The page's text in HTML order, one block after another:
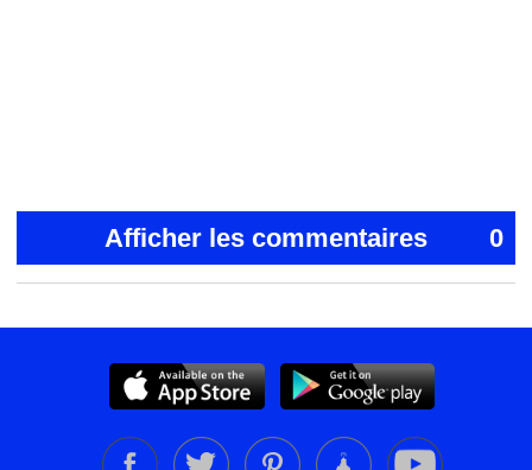
Afficher les commentaires 0